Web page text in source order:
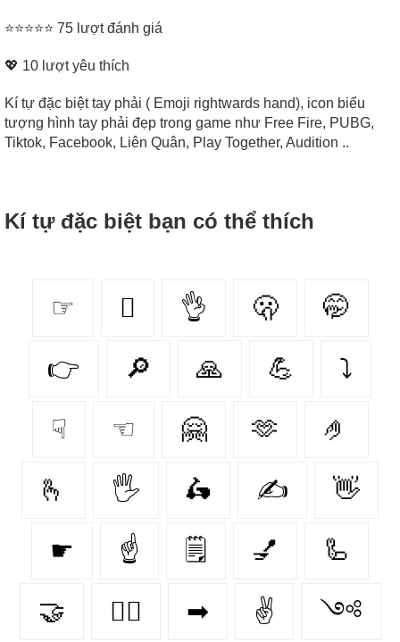
⭐⭐⭐⭐⭐ 75 lượt đánh giá
💖 10 lượt yêu thích
Kí tự đặc biệt tay phải ( Emoji rightwards hand), icon biểu
tượng hình tay phải đẹp trong game như Free Fire, PUBG,
Tiktok, Facebook, Liên Quân, Play Together, Audition ..
Kí tự đặc biệt bạn có thể thích
☞ 🫆 👌 🫢 🤭
👉 🔎 🙏 💪 ⤵
☟ ☜ 🤗 🫶 🤌
🫰 🖐️ 🛵 ✍ 👋
☛ ☝️ 🗒 💅 🦾
🤝 ✊🏿 ➡ ✌ ༺